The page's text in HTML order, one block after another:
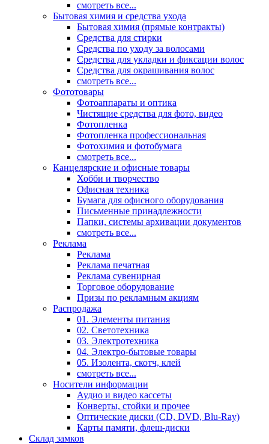
смотреть все...
Бытовая химия и средства ухода
Бытовая химия (прямые контракты)
Средства для стирки
Средства по уходу за волосами
Средства для укладки и фиксации волос
Средства для окрашивания волос
смотреть все...
Фототовары
Фотоаппараты и оптика
Чистящие средства для фото, видео
Фотопленка
Фотопленка профессиональная
Фотохимия и фотобумага
смотреть все...
Канцелярские и офисные товары
Хобби и творчество
Офисная техника
Бумага для офисного оборудования
Письменные принадлежности
Папки, системы архивации документов
смотреть все...
Реклама
Реклама
Реклама печатная
Реклама сувенирная
Торговое оборудование
Призы по рекламным акциям
Распродажа
01. Элементы питания
02. Светотехника
03. Электротехника
04. Электро-бытовые товары
05. Изолента, скотч, клей
смотреть все...
Носители информации
Аудио и видео кассеты
Конверты, стойки и прочее
Оптические диски (CD, DVD, Blu-Ray)
Карты памяти, флеш-диски
Склад замков